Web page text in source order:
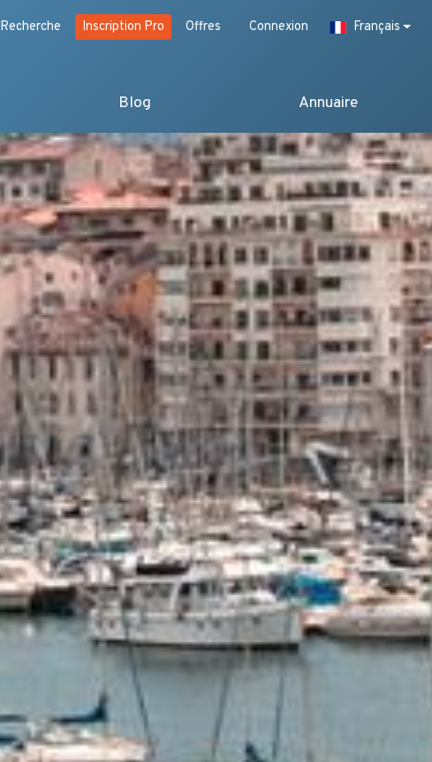
Recherche Inscription Pro Offres Connexion Français
Blog Annuaire